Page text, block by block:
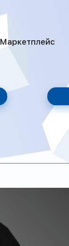
Маркетплейс